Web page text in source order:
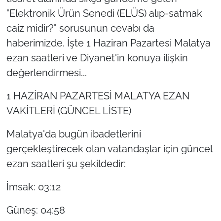
"Elektronik Ürün Senedi (ELÜS) alıp-satmak
caiz midir?" sorusunun cevabı da
haberimizde. İşte 1 Haziran Pazartesi Malatya
ezan saatleri ve Diyanet'in konuya ilişkin
değerlendirmesi...
1 HAZİRAN PAZARTESİ MALATYA EZAN
VAKİTLERİ (GÜNCEL LİSTE)
Malatya'da bugün ibadetlerini
gerçekleştirecek olan vatandaşlar için güncel
ezan saatleri şu şekildedir:
İmsak: 03:12
Güneş: 04:58